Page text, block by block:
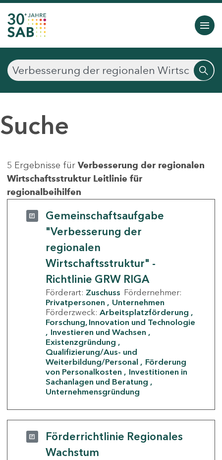
Suche
5 Ergebnisse für Verbesserung der regionalen
Wirtschaftsstruktur Leitlinie für
regionalbeihilfen
Gemeinschaftsaufgabe
"Verbesserung der
regionalen
Wirtschaftsstruktur" -
Richtlinie GRW RIGA
Förderart: Zuschuss Fördernehmer:
Privatpersonen
Unternehmen
Förderzweck: Arbeitsplatzförderung
Forschung, Innovation und Technologie
Investieren und Wachsen
Existenzgründung
Qualifizierung/Aus- und
Weiterbildung/Personal
Förderung
von Personalkosten
Investitionen in
Sachanlagen und Beratung
Unternehmensgründung
Förderrichtlinie Regionales
Wachstum